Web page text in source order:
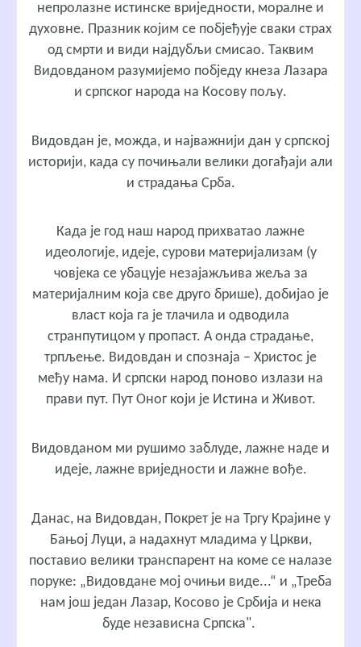
непролазне истинске вриједности, моралне и
духовне. Празник којим се побјеђује сваки страх
од смрти и види најдубљи смисао. Таквим
Видовданом разумијемо побједу кнеза Лазара
и српског народа на Косову пољу.
Видовдан је, можда, и најважнији дан у српској
историји, када су почињали велики догађаји али
и страдања Срба.
Када је год наш народ прихватао лажне
идеологије, идеје, сурови материјализам (у
човјека се убацује незајажљива жеља за
материјалним која све друго брише), добијао је
власт која га је тлачила и одводила
странпутицом у пропаст. А онда страдање,
трпљење. Видовдан и спознаја – Христос је
међу нама. И српски народ поново излази на
прави пут. Пут Оног који је Истина и Живот.
Видовданом ми рушимо заблуде, лажне наде и
идеје, лажне вриједности и лажне вође.
Данас, на Видовдан, Покрет је на Тргу Крајине у
Бањој Луци, а надахнут младима у Цркви,
поставио велики транспарент на коме се налазе
поруке: „Видовдане мој очињи виде...“ и „Треба
нам још један Лазар, Косово је Србија и нека
буде независна Српска".